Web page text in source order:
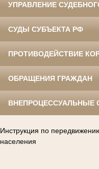
УПРАВЛЕНИЕ
СУДЫ СУБЪЕКТА РФ
ПРОТИВОДЕЙСТВИЕ
ОБРАЩЕНИЯ ГРАЖДАН
ВНЕПРОЦЕССУАЛЬНЫЕ
Инструкция по
населения